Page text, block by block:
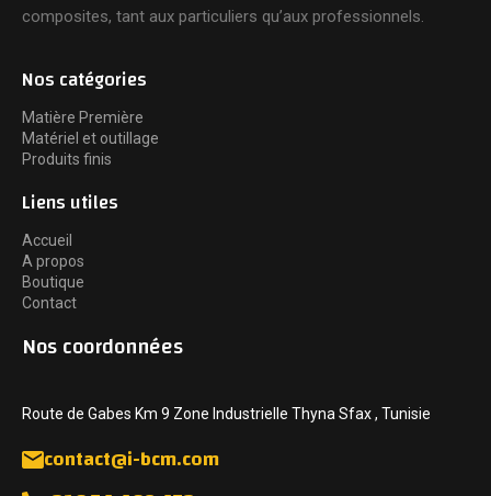
composites, tant aux particuliers qu’aux professionnels.
Nos catégories
Matière Première
Matériel et outillage
Produits finis
Liens utiles
Accueil
A propos
Boutique
Contact
Nos coordonnées
Route de Gabes Km 9 Zone Industrielle Thyna Sfax , Tunisie
contact@i-bcm.com